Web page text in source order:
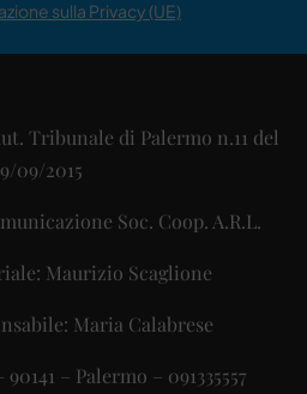
sulla Privacy (UE)
Tribunale di Palermo n.11 del
09/2015
Soc. Coop. A.R.L.
Maurizio Scaglione
Maria Calabrese
– Palermo – 091335557